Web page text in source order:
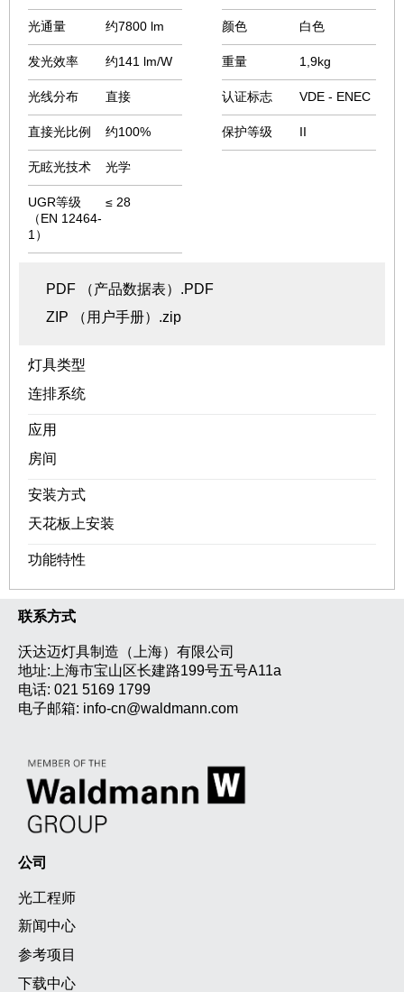
光通量 约7800 lm
发光效率 约141 lm/W
光线分布 直接
直接光比例 约100%
无眩光技术 光学
UGR等级
（EN 12464-
1）
≤ 28
颜色 白色
重量 1,9kg
认证标志 VDE - ENEC
保护等级 II
PDF （产品数据表）.PDF
ZIP （用户手册）.zip
灯具类型
连排系统
应用
房间
安装方式
天花板上安装
功能特性
联系方式
沃达迈灯具制造（上海）有限公司
地址:上海市宝山区长建路199号五号A11a
电话: 021 5169 1799
电子邮箱: info-cn@waldmann.com
公司
光工程师
新闻中心
参考项目
下载中心